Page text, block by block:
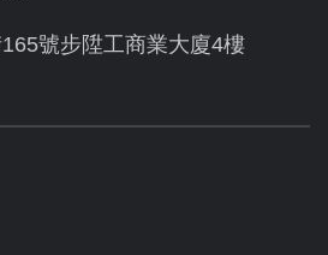
號步陞工商業大廈4樓